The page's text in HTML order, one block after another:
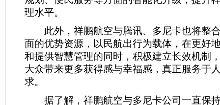
理水平。
此外，祥鹏航空与腾讯、多尼卡也将整
面的优势资源，以民航出行为载体，在更好
和提供智慧管理的同时，积极建立长效机制
大众带来更多获得感与幸福感，真正服务于
求。
据了解，祥鹏航空与多尼卡公司一直保